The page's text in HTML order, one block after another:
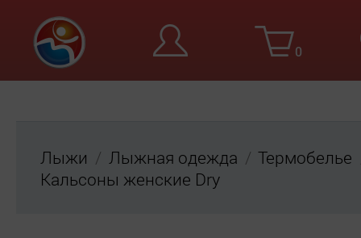
0
Лыжи Лыжная одежда
Термобелье
Кальсоны женские Dry